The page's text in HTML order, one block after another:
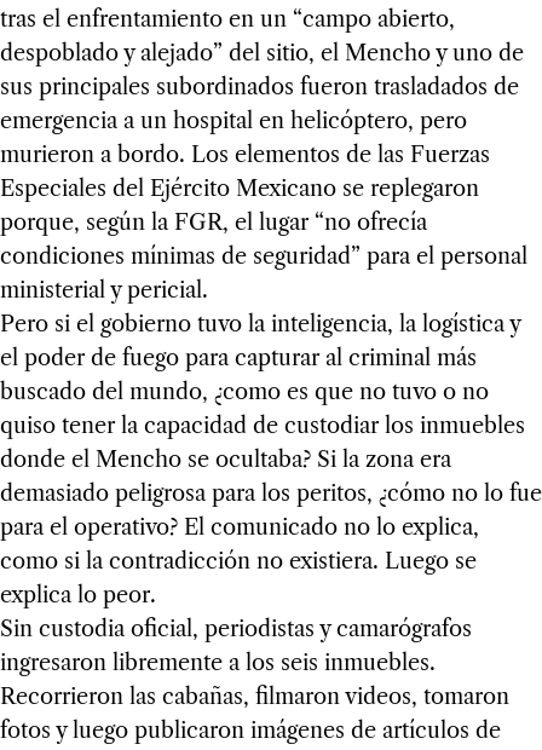
tras el enfrentamiento en un “campo abierto,
despoblado y alejado” del sitio, el Mencho y uno de
sus principales subordinados fueron trasladados de
emergencia a un hospital en helicóptero, pero
murieron a bordo. Los elementos de las Fuerzas
Especiales del Ejército Mexicano se replegaron
porque, según la FGR, el lugar “no ofrecía
condiciones mínimas de seguridad” para el personal
ministerial y pericial.
Pero si el gobierno tuvo la inteligencia, la logística y
el poder de fuego para capturar al criminal más
buscado del mundo, ¿como es que no tuvo o no
quiso tener la capacidad de custodiar los inmuebles
donde el Mencho se ocultaba? Si la zona era
demasiado peligrosa para los peritos, ¿cómo no lo fue
para el operativo? El comunicado no lo explica,
como si la contradicción no existiera. Luego se
explica lo peor.
Sin custodia oficial, periodistas y camarógrafos
ingresaron libremente a los seis inmuebles.
Recorrieron las cabañas, filmaron videos, tomaron
fotos y luego publicaron imágenes de artículos de